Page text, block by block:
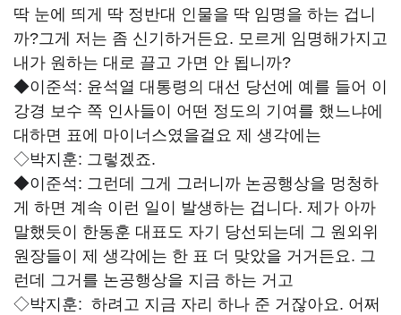
딱 눈에 띄게 딱 정반대 인물을 딱 임명을 하는 겁니
까?그게 저는 좀 신기하거든요. 모르게 임명해가지고
내가 원하는 대로 끌고 가면 안 됩니까?
◆이준석: 윤석열 대통령의 대선 당선에 예를 들어 이
강경 보수 쪽 인사들이 어떤 정도의 기여를 했느냐에
대하면 표에 마이너스였을걸요 제 생각에는
◇박지훈: 그렇겠죠.
◆이준석: 그런데 그게 그러니까 논공행상을 멍청하
게 하면 계속 이런 일이 발생하는 겁니다. 제가 아까
말했듯이 한동훈 대표도 자기 당선되는데 그 원외위
원장들이 제 생각에는 한 표 더 맞았을 거거든요. 그
런데 그거를 논공행상을 지금 하는 거고
◇박지훈: 하려고 지금 자리 하나 준 거잖아요. 어쩌